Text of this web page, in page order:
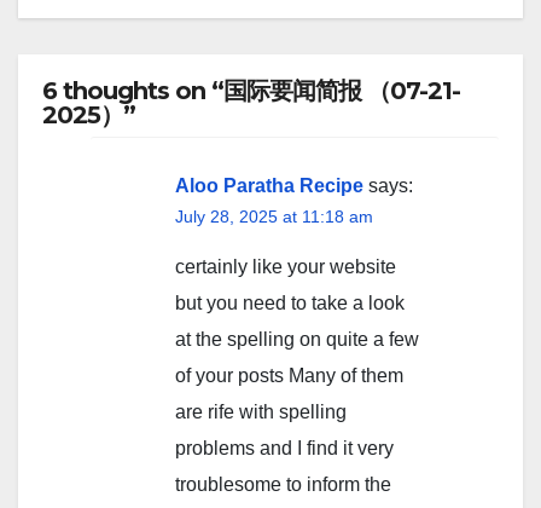
6 thoughts on “国际要闻简报 （07-21-
2025）”
Aloo Paratha Recipe says:
July 28, 2025 at 11:18 am
certainly like your website
but you need to take a look
at the spelling on quite a few
of your posts Many of them
are rife with spelling
problems and I find it very
troublesome to inform the